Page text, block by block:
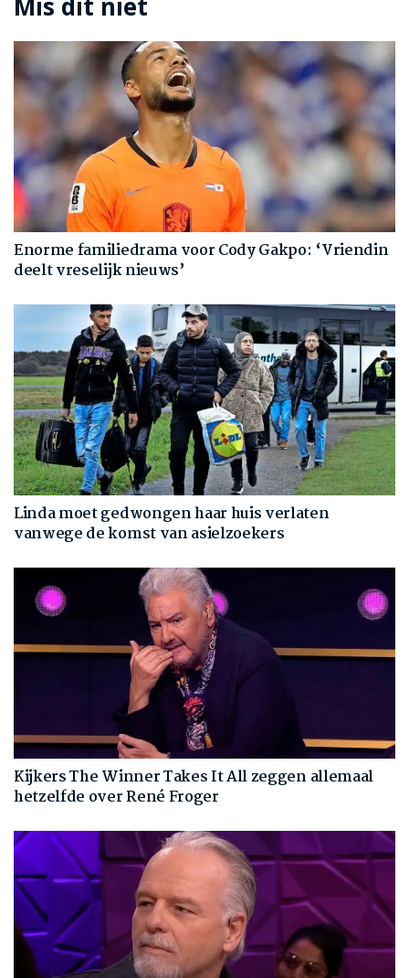
Enorme familiedrama voor Cody Gakpo: ‘Vriendin
deelt vreselijk nieuws’
Linda moet gedwongen haar huis verlaten
vanwege de komst van asielzoekers
Kijkers The Winner Takes It All zeggen allemaal
hetzelfde over René Froger